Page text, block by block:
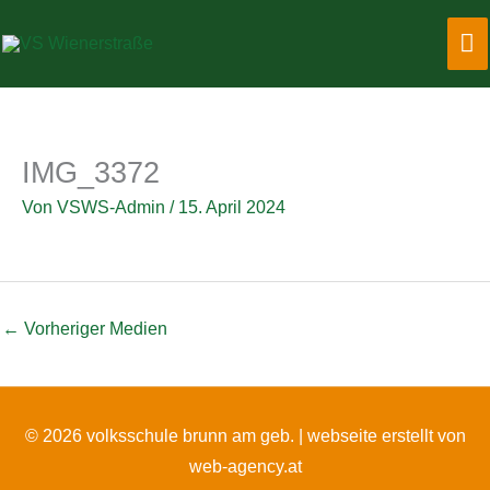
Inhalt
IMG_3372
Von VSWS-Admin / 15. April 2024
← Vorheriger Medien
© 2026 volksschule brunn am geb. | webseite erstellt von
web-agency.at